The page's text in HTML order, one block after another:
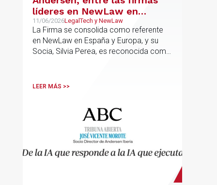
líderes en NewLaw en
España y Europa
11/06/2026LegalTech y NewLaw
La Firma se consolida como referente
en NewLaw en España y Europa, y su
Socia, Silvia Perea, es reconocida como
LEER MÁS >>